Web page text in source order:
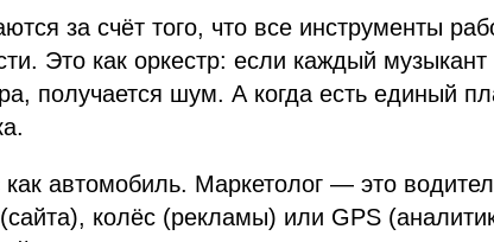
за счёт того, что все инструменты
Это как оркестр: если каждый музыкант
получается шум. А когда есть единый
как автомобиль. Маркетолог — это
колёс (рекламы) или GPS